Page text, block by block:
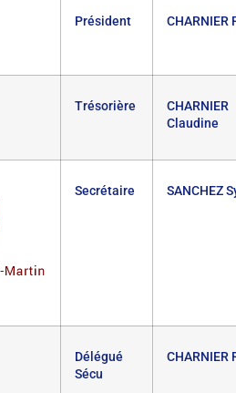
Président CHARNIER
Trésorière
CHARNIER
Claudine
Secrétaire SANCHEZ
Délégué
Sécu
CHARNIER